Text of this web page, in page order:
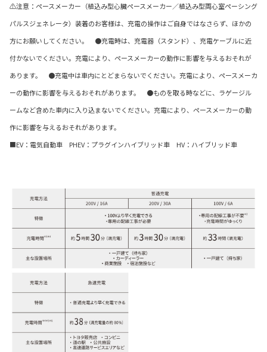
⚠注意：ペースメーカー（植込み型心臓ペースメーカー／植込み型両心室ペーシング
パルスジェネレータ）装着のお客様は、充電の操作はご自身ではなさらず、ほかの
方にお願いしてください。 ●充電時は、充電器（スタンド）、充電ケーブルに近
付かないでください。充電により、ペースメーカーの動作に影響を与えるおそれが
あります。 ●充電中は車内にとどまらないでください。充電により、ペースメーカ
ーの動作に影響を与えるおそれがあります。 ●ものを取る時などに、ラゲージル
ームなど含めた車内に入り込まないでください。充電により、ペースメーカーの動
作に影響を与えるおそれがあります。
■EV：電気自動車 PHEV：プラグインハイブリッド車 HV：ハイブリッド車